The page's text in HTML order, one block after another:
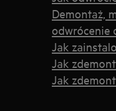
Demontaż,
odwrócenie
Jak
Jak
Jak